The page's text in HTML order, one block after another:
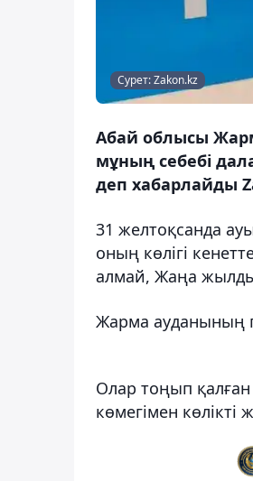
Сурет: Zakon.kz
Абай облысы
мұның себебі
деп хабарлайды
31 желтоқсанда
оның көлігі
алмай, Жаңа жылды
Жарма ауданының
Олар тоңып қалған
көмегімен